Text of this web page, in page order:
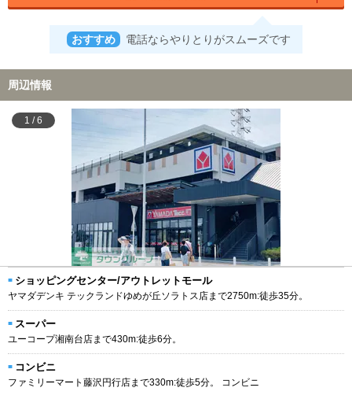
おすすめ 電話ならやりとりがスムーズです
周辺情報
1 /6
ショッピングセンター/アウトレットモール
ヤマダデンキ テックランドゆめが丘ソラトス店まで2750m:徒歩35分。
スーパー
ユーコープ湘南台店まで430m:徒歩6分。
コンビニ
ファミリーマート藤沢円行店まで330m:徒歩5分。 コンビニ